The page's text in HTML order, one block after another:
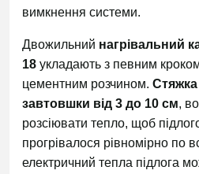
вимкнення системи.
Двожильний нагрівальний
18 укладають з певним
цементним розчином.
завтовшки від 3 до 10 см,
розсіювати тепло, щоб
прогрівалося рівномірно по
електричний тепла підлога